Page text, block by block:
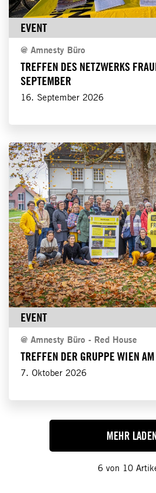
EVENT
@ Amnesty Büro
TREFFEN DES NETZWERKS
SEPTEMBER
16. September 2026
EVENT
@ Amnesty Büro - Red House
TREFFEN DER GRUPPE WIEN
7. Oktober 2026
MEHR
6 von 10